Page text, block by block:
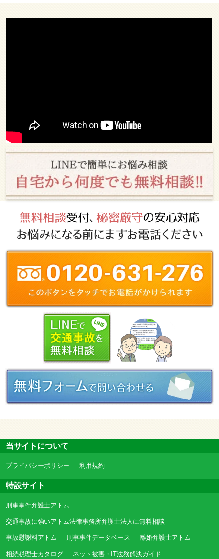
当サイトについて
プライバシーポリシー 利用規約
特設サイト
刑事事件弁護士アトム
交通事故に強いアトム法律事務所弁護士法人に無料相談
事故慰謝料アトム 刑事事件データベース 離婚弁護士アトム
相続税理士カタログ ネット被害・IT法務解決ガイド